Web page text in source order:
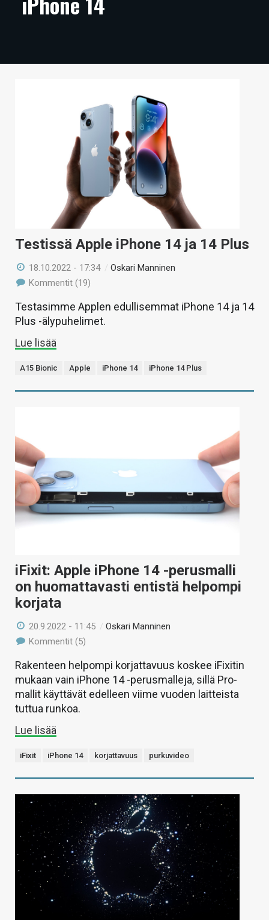
ARTIKKELIT
TECHBBS
Testissä Apple iPhone 14 ja 14 Plus
18.10.2022 - 17:34 /Oskari Manninen
Kommentit (19)
Testasimme Applen edullisemmat iPhone 14 ja 14
Plus -älypuhelimet.
Lue lisää
A15 Bionic Apple iPhone 14 iPhone 14 Plus
iFixit: Apple iPhone 14 -perusmalli
on huomattavasti entistä helpompi
korjata
20.9.2022 - 11:45 /Oskari Manninen
Kommentit (5)
Rakenteen helpompi korjattavuus koskee iFixitin
mukaan vain iPhone 14 -perusmalleja, sillä Pro-
mallit käyttävät edelleen viime vuoden laitteista
tuttua runkoa.
Lue lisää
iFixit iPhone 14 korjattavuus purkuvideo